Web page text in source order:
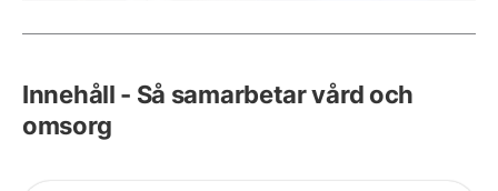
Innehåll - Så samarbetar vård och
omsorg